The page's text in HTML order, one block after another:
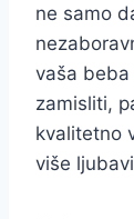
ne samo
vaša
zamisliti,
kvalitetno
više